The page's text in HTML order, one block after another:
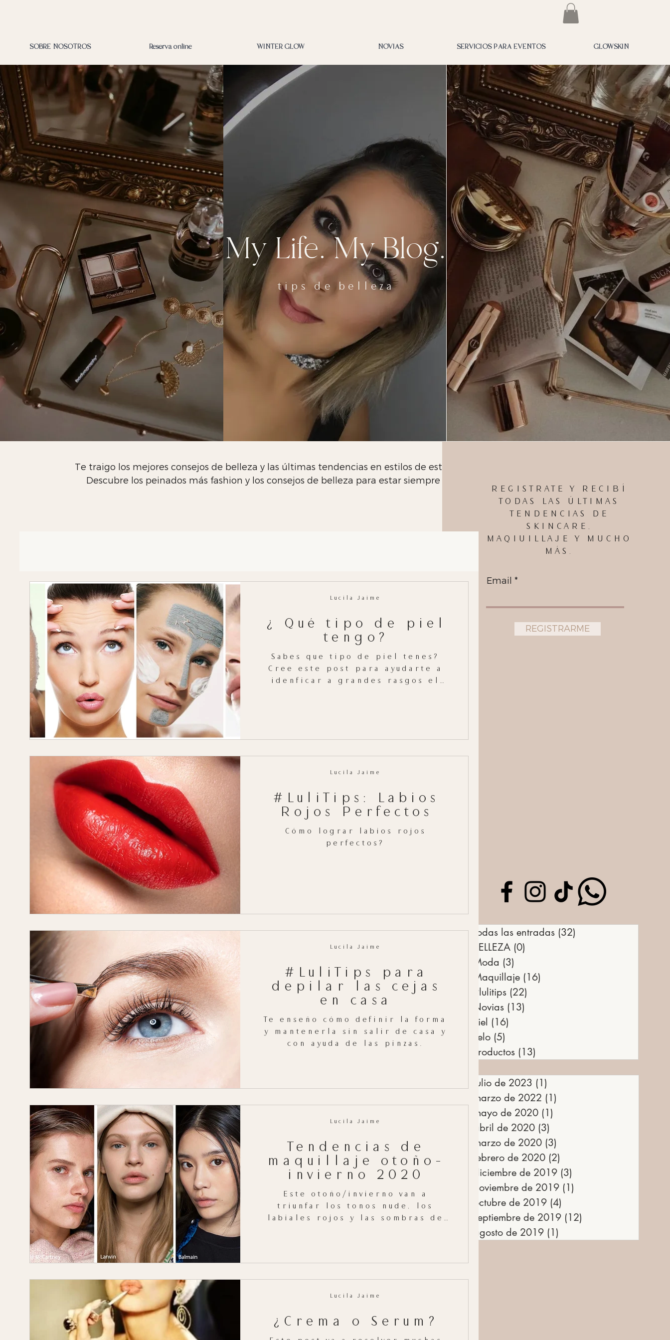
SOBRE NOSOTROS Reserva online WINTER GLOW NOVIAS SERVICIOS PARA EVENTOS GLOWSKIN
tips de belleza
My Life. My Blog.
Te traigo los mejores consejos de belleza y las últimas tendencias en estilos de esta temporada.
Descubre los peinados más fashion y los consejos de belleza para estar siempre informada.
REGISTRATE Y RECIBÍ
TODAS LAS ÚLTIMAS
TENDENCIAS DE
SKINCARE,
MAQIUILLAJE Y MUCHO
MÁS.
Email
REGISTRARME
Todas las entradas (32)
BELLEZA (0)
Moda (3)
Maquillaje (16)
#lulitips (22)
Novias (13)
Piel (16)
Pelo (5)
Productos (13)
julio de 2023 (1)
marzo de 2022 (1)
mayo de 2020 (1)
abril de 2020 (3)
marzo de 2020 (3)
febrero de 2020 (2)
diciembre de 2019 (3)
noviembre de 2019 (1)
octubre de 2019 (4)
septiembre de 2019 (12)
agosto de 2019 (1)
¿ Qué tipo de piel
tengo?
Sabes que tipo de piel tenes?
Cree este post para ayudarte a
idenficar a grandes rasgos el
Lucila Jaime
#LuliTips: Labios
Rojos Perfectos
Cómo lograr labios rojos
perfectos?
Lucila Jaime
#LuliTips para
depilar las cejas
en casa
Te enseño cómo definir la forma
y mantenerla sin salir de casa y
con ayuda de las pinzas.
Lucila Jaime
Tendencias de
maquillaje otoño-
invierno 2020
Este otoño/invierno van a
triunfar los tonos nude, los
labiales rojos y las sombras de
Lucila Jaime
¿Crema o Serum?
Lucila Jaime